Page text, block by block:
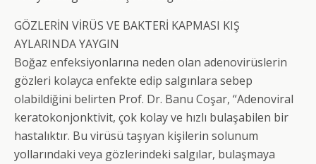
GÖZLERİN VİRÜS VE BAKTERİ KAPMASI KIŞ
AYLARINDA YAYGIN
Boğaz enfeksiyonlarına neden olan adenovirüslerin
gözleri kolayca enfekte edip salgınlara sebep
olabildiğini belirten Prof. Dr. Banu Coşar, “Adenoviral
keratokonjonktivit, çok kolay ve hızlı bulaşabilen bir
hastalıktır. Bu virüsü taşıyan kişilerin solunum
yollarındaki veya gözlerindeki salgılar, bulaşmaya